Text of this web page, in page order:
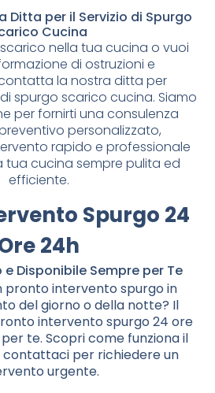
per il Servizio di Spurgo
Cucina
nella tua cucina o vuoi
di ostruzioni e
la nostra ditta per
spurgo scarico cucina. Siamo
per fornirti una consulenza
personalizzato,
rapido e professionale
tua cucina sempre pulita ed
efficiente.
Spurgo 24
24h
e Disponibile Sempre per Te
pronto intervento spurgo in
del giorno o della notte? Il
intervento spurgo 24 ore
te. Scopri come funziona il
contattaci per richiedere un
urgente.